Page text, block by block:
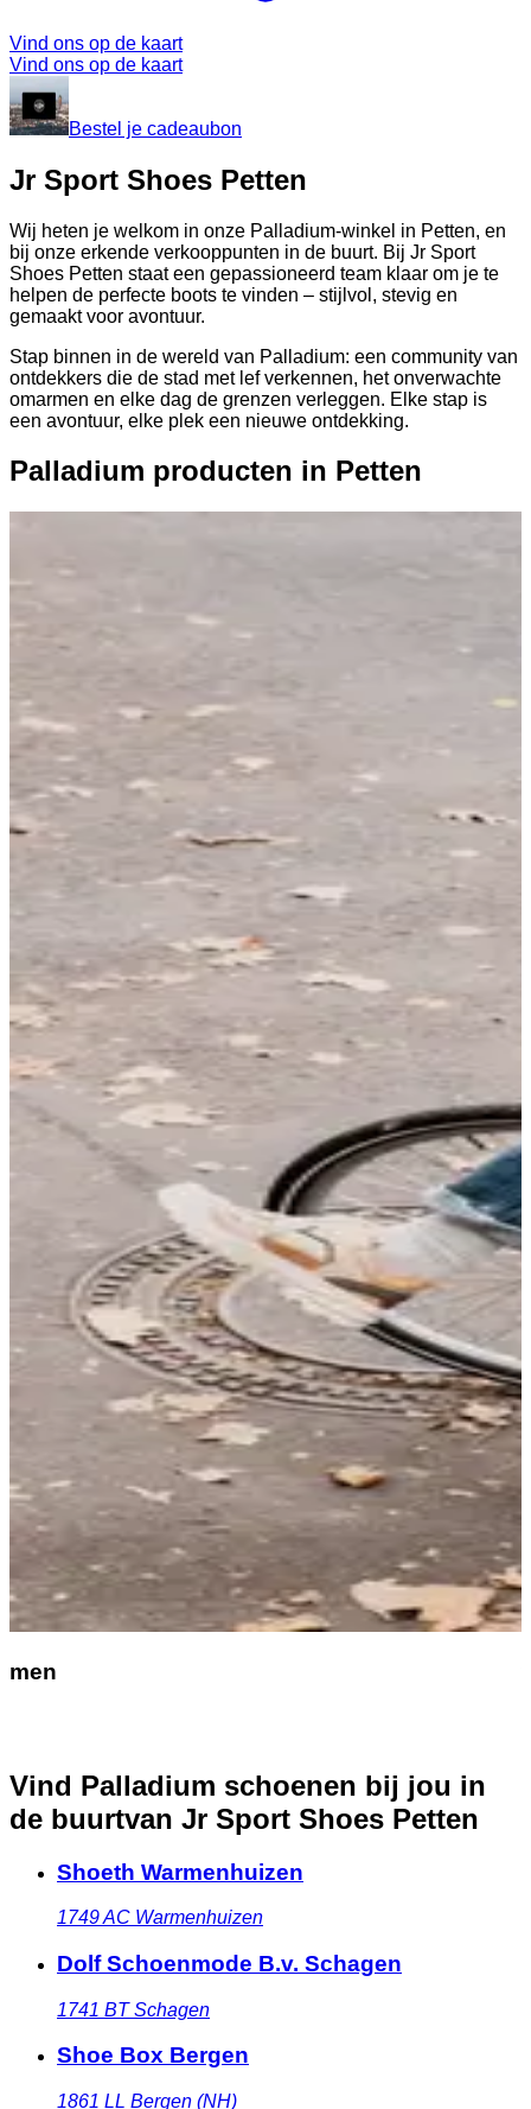
Vind ons op de kaart
Vind ons op de kaart
Bestel je cadeaubon
Jr Sport Shoes Petten
Wij heten je welkom in onze Palladium-winkel in Petten, en
bij onze erkende verkooppunten in de buurt. Bij Jr Sport
Shoes Petten staat een gepassioneerd team klaar om je te
helpen de perfecte boots te vinden – stijlvol, stevig en
gemaakt voor avontuur.
Stap binnen in de wereld van Palladium: een community van
ontdekkers die de stad met lef verkennen, het onverwachte
omarmen en elke dag de grenzen verleggen. Elke stap is
een avontuur, elke plek een nieuwe ontdekking.
Palladium producten in Petten
men
Vind Palladium schoenen bij jou in
de buurtvan Jr Sport Shoes Petten
Shoeth Warmenhuizen
1749 AC Warmenhuizen
Dolf Schoenmode B.v. Schagen
1741 BT Schagen
Shoe Box Bergen
1861 LL Bergen (NH)